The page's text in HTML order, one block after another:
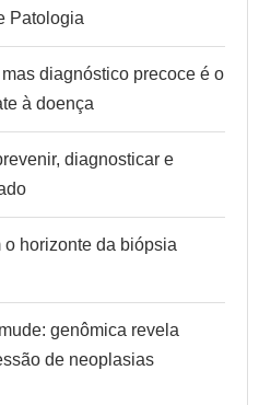
Patologia
diagnóstico precoce é o
à doença
diagnosticar e
horizonte da biópsia
genômica revela
de neoplasias